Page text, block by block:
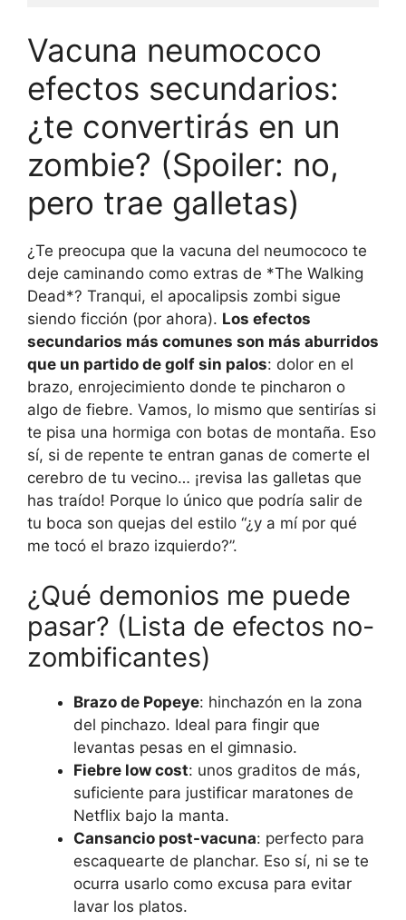
Vacuna neumococo
efectos secundarios:
¿te convertirás en un
zombie? (Spoiler: no,
pero trae galletas)
¿Te preocupa que la vacuna del neumococo te
deje caminando como extras de *The Walking
Dead*? Tranqui, el apocalipsis zombi sigue
siendo ficción (por ahora). Los efectos
secundarios más comunes son más aburridos
que un partido de golf sin palos: dolor en el
brazo, enrojecimiento donde te pincharon o
algo de fiebre. Vamos, lo mismo que sentirías si
te pisa una hormiga con botas de montaña. Eso
sí, si de repente te entran ganas de comerte el
cerebro de tu vecino… ¡revisa las galletas que
has traído! Porque lo único que podría salir de
tu boca son quejas del estilo “¿y a mí por qué
me tocó el brazo izquierdo?”.
¿Qué demonios me puede
pasar? (Lista de efectos no-
zombificantes)
Brazo de Popeye: hinchazón en la zona
del pinchazo. Ideal para fingir que
levantas pesas en el gimnasio.
Fiebre low cost: unos graditos de más,
suficiente para justificar maratones de
Netflix bajo la manta.
Cansancio post-vacuna: perfecto para
escaquearte de planchar. Eso sí, ni se te
ocurra usarlo como excusa para evitar
lavar los platos.